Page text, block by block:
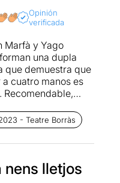
Opinión
verificada
Marfà y Yago
una dupla
que demuestra que
cuatro manos es
Recomendable,
contenido de
cada frase
finaparecen
de laboratorio,
de teatro. Y es
- Teatre Borràs
nens lletjos